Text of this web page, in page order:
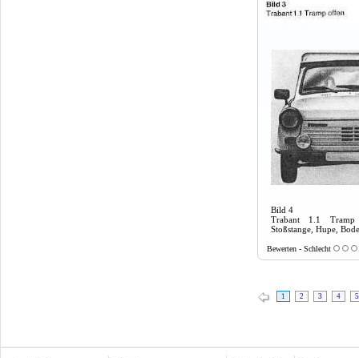
Bild 4
Trabant 1.1 Tramp
Stoßstange, Hupe,
Bewerten - Schlecht
1 2 3 4 5